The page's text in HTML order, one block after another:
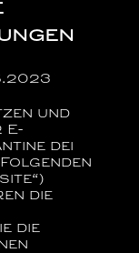
und
E-
dei
Folgenden
die
die